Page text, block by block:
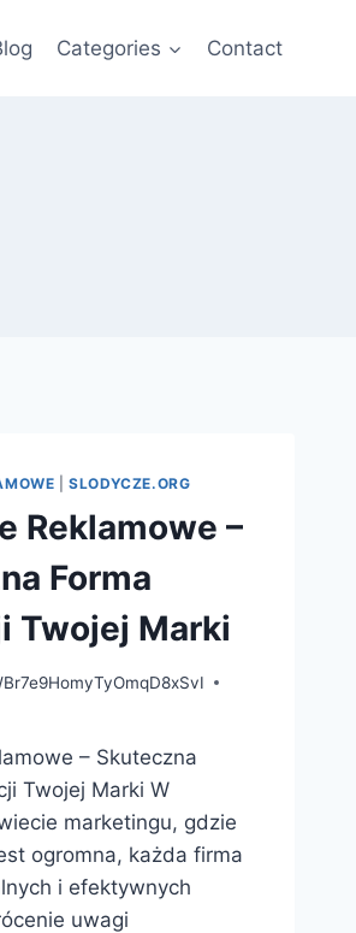
Categories Contact
|SLODYCZE.ORG
Reklamowe –
Forma
Twojej Marki
– Skuteczna
Twojej Marki W
marketingu, gdzie
ogromna, każda firma
i efektywnych
uwagi